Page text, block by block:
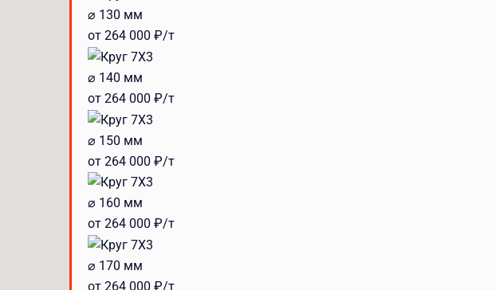
⌀ 130 мм
от 264 000 ₽/т
⌀ 140 мм
от 264 000 ₽/т
⌀ 150 мм
от 264 000 ₽/т
⌀ 160 мм
от 264 000 ₽/т
⌀ 170 мм
от 264 000 ₽/т